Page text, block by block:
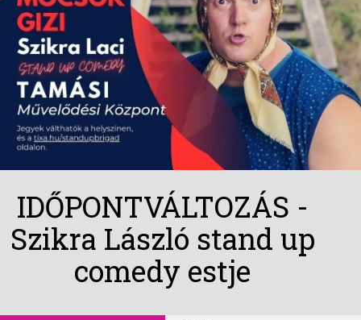
IDŐPONTVÁLTOZÁS -
Szikra László stand up
comedy estje